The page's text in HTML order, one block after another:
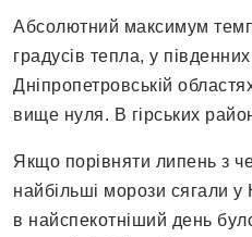
Абсолютний максимум
градусів тепла, у
Дніпропетровській
вище нуля. В гірських
Якщо порівняти липень з
найбільші морози сягали у
в найспекотніший день